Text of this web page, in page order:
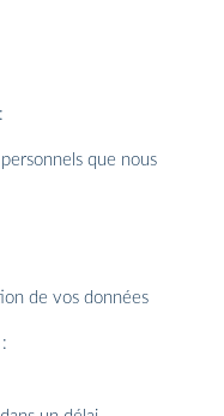
que nous
de vos données